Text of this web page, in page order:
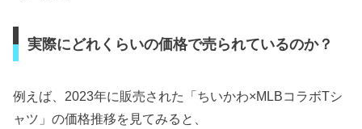
実際にどれくらいの価格で売られているのか？
例えば、2023年に販売された「ちいかわ×MLBコラボTシ
ャツ」の価格推移を見てみると、